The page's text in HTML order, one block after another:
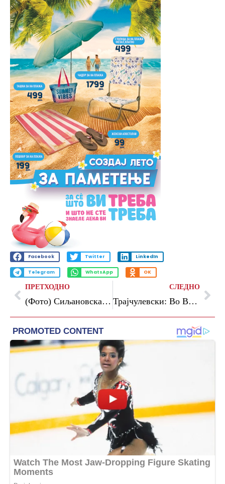
Facebook Twitter LinkedIn
Telegram WhatsApp OK
ПРЕТХОДНО
(Фото) Сиљановска-Давкова на презентација на Армијата: „Времињата во коишто живееме бараат будност и подготвеност“
СЛЕДНО
Трајчулевски: Во ВМРО има две струи – едната е за избори следната година, а другата е за октомври